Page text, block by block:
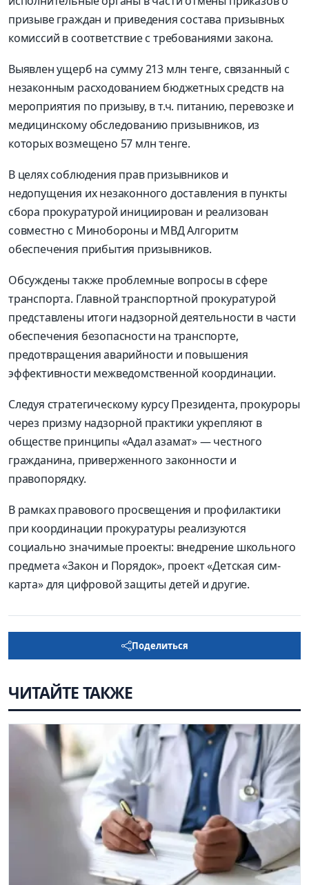
призыве граждан и приведения состава призывных
комиссий в соответствие с требованиями закона.
Выявлен ущерб на сумму 213 млн тенге, связанный с
незаконным расходованием бюджетных средств на
мероприятия по призыву, в т.ч. питанию, перевозке и
медицинскому обследованию призывников, из
которых возмещено 57 млн тенге.
В целях соблюдения прав призывников и
недопущения их незаконного доставления в пункты
сбора прокуратурой инициирован и реализован
совместно с Минобороны и МВД Алгоритм
обеспечения прибытия призывников.
Обсуждены также проблемные вопросы в сфере
транспорта. Главной транспортной прокуратурой
представлены итоги надзорной деятельности в части
обеспечения безопасности на транспорте,
предотвращения аварийности и повышения
эффективности межведомственной координации.
Следуя стратегическому курсу Президента, прокуроры
через призму надзорной практики укрепляют в
обществе принципы «Адал азамат» — честного
гражданина, приверженного законности и
правопорядку.
В рамках правового просвещения и профилактики
при координации прокуратуры реализуются
социально значимые проекты: внедрение школьного
предмета «Закон и Порядок», проект «Детская сим-
карта» для цифровой защиты детей и другие.
Поделиться
ЧИТАЙТЕ ТАКЖЕ